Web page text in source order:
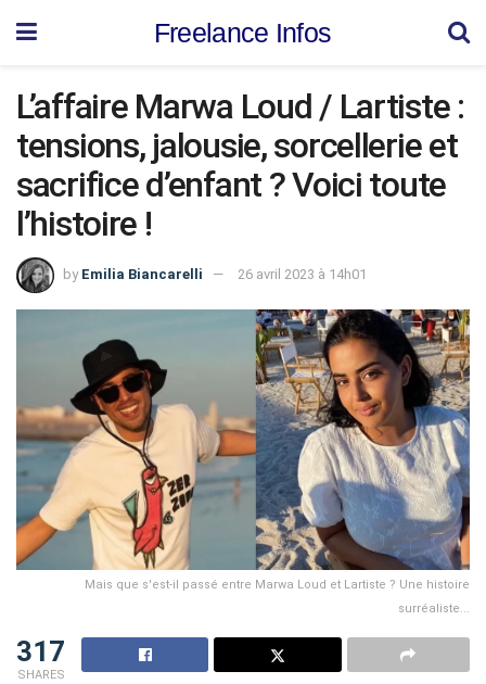
Freelance Infos
L’affaire Marwa Loud / Lartiste :
tensions, jalousie, sorcellerie et
sacrifice d’enfant ? Voici toute
l’histoire !
by Emilia Biancarelli 26 avril 2023 à 14h01
Mais que s'est-il passé entre Marwa Loud et Lartiste ? Une histoire
surréaliste...
317
SHARES